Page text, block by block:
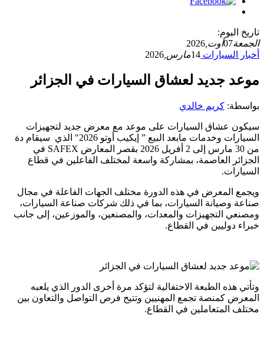
تاريخ اليوم:
الجمعة07أوت, 2026
أخبار السيارات 14مارس, 2026
موعد جديد لعشاق السيارات في الجزائر
بواسطة: كريم خالدي
سيكون عشاق السيارات على موعد مع معرض جديد لتجهيزات
السيارات وخدمات مابعد البيع ” إيكيب أوتو 2026″ الذي سيقام دة
من 30 مارس إلى 2 أفريل 2026 بقصر المعارض SAFEX في
الجزائر العاصمة، بمشاركة واسعة لمختلف الفاعلين في قطاع
السيارات.
ويجمع المعرض في هذه الدورة مختلف الجهات الفاعلة في مجال
صناعة وصيانة السيارات، بما في ذلك شركات صناعة السيارات،
ومصنعي التجهيزات والمعدات، والمصنعين، والموزعين، إلى جانب
خبراء دوليين في القطاع.
وتأتي هذه الطبعة الاحتفالية لتؤكد مرة أخرى الدور الذي يلعبه
المعرض كمنصة تجمع المهنيين وتتيح فرص التواصل والتعاون بين
مختلف المتعاملين في القطاع.